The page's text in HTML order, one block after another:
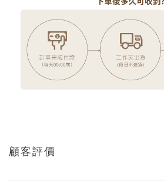
顧客評價